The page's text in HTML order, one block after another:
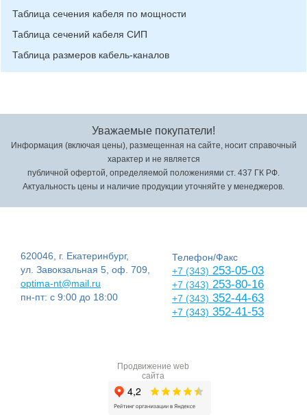
Таблица сечения кабеля по мощности
Таблица сечений кабеля СИП
Таблица размеров кабель-каналов
Уважаемые покупатели!
Информация (включая цены), размещенная на сайте, носит справочный
характер и не является
публичной офертой, определяемой положениями ст. 437 ГК РФ.
Актуальность цены и наличие продукции уточняйте у менеджеров.
620046, г. Екатеринбург,
ул. Завокзальная 5, оф. 709,
optima-nt@mail.ru
пн-пт: с 9:00 до 18:00
Телефон/Факс
+7 (343) 253-05-03
+7 (343) 253-80-16
+7 (343) 352-44-63
+7 (343) 352-41-53
Продвижение web
сайта